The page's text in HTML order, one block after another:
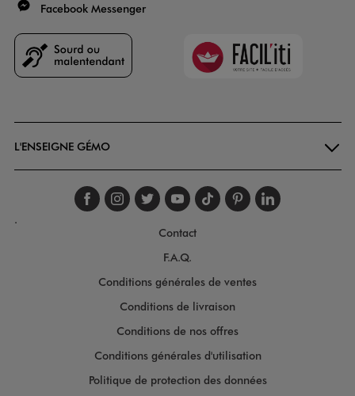
Facebook Messenger
Faciliti
L'ENSEIGNE GÉMO
Suivez-nous sur
Suivez-nous sur
Suivez-nous sur
Suivez-nous
Suivez-nous
Suivez-
.
Contact
F.A.Q.
Conditions générales de ventes
Conditions de livraison
Conditions de nos offres
Conditions générales d'utilisation
Politique de protection des données